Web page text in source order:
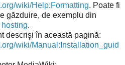
wiki/Help:Formatting. Poate fi
găzduire, de exemplu din
.
descrişi în această pagină:
wiki/Manual:Installation_guid